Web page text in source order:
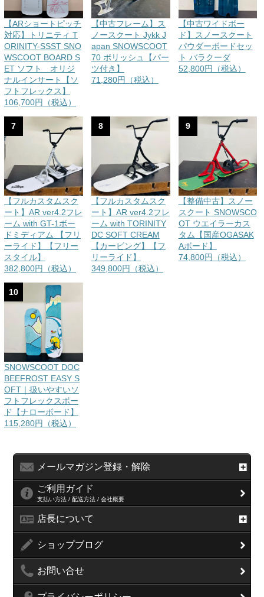
【ARショートピッチ
対応】トリニティ T
ORINITY-SSST SNO
WSCOOT BOARD S
ET ソフト オリジ
ナルインサート【ソ
フトフレックス】
106,700円（税込）
【中古フレーム】ス
ノースクート Jykk J
apan SNOWSCOOT
70 ポリッシュ【パー
ツ付き】
71,280円（税込）
【中古ワイドボー
ド】スノースクート
パウダーボードセッ
ト バラクーダ
52,800円（税込）
7
【フルカスタムスク
ート】AR ver4.2フレ
ーム with GT-1ボー
ドミディアム 【フリ
ーライド】【フリー
スタイル】
382,800円（税込）
8
【フルカスタムスク
ート】AR ver4.2フレ
ーム with TORINITY
DC SOFT CREAM
【カービング】【フ
リーライド】
349,800円（税込）
9
【整備中古】スノー
スクート SNOWSCO
OT ウエイラーカス
タム【国産OGASAK
Aボード】
74,800円（税込）
10
SNOWSCOOT DOC
BEEFROST EASY S
OFT｜扱いやすいソ
フトフレックスボー
ド【ナローボード】
115,280円（税込）
メールマガジン登録・解除
ご利用ガイド
支払い方法 / 配送方法 / 会社概要
店長について
ショップブログ
お問い合せ